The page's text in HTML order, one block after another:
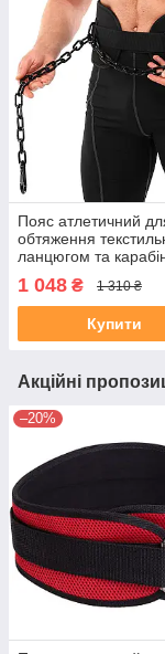
Пояс атлетичний
обтяження
ланцюгом та
EZOUS COBRA DIP
N-04 спинка-17см
1 048 ₴ 1 310 ₴
Купити
Акційні
–20%